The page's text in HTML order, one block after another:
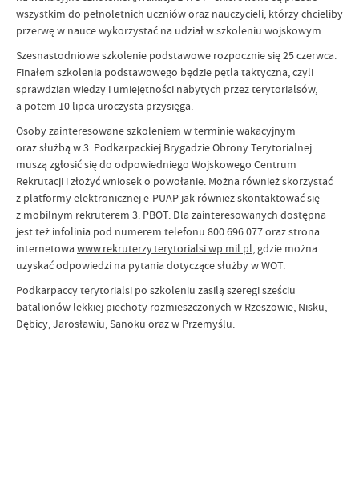
wszystkim do pełnoletnich uczniów oraz nauczycieli, którzy chcieliby
przerwę w nauce wykorzystać na udział w szkoleniu wojskowym.
Szesnastodniowe szkolenie podstawowe rozpocznie się 25 czerwca.
Finałem szkolenia podstawowego będzie pętla taktyczna, czyli
sprawdzian wiedzy i umiejętności nabytych przez terytorialsów,
a potem 10 lipca uroczysta przysięga.
Osoby zainteresowane szkoleniem w terminie wakacyjnym
oraz służbą w 3. Podkarpackiej Brygadzie Obrony Terytorialnej
muszą zgłosić się do odpowiedniego Wojskowego Centrum
Rekrutacji i złożyć wniosek o powołanie. Można również skorzystać
z platformy elektronicznej e-PUAP jak również skontaktować się
z mobilnym rekruterem 3. PBOT. Dla zainteresowanych dostępna
jest też infolinia pod numerem telefonu 800 696 077 oraz strona
internetowa www.rekruterzy.terytorialsi.wp.mil.pl, gdzie można
uzyskać odpowiedzi na pytania dotyczące służby w WOT.
Podkarpaccy terytorialsi po szkoleniu zasilą szeregi sześciu
batalionów lekkiej piechoty rozmieszczonych w Rzeszowie, Nisku,
Dębicy, Jarosławiu, Sanoku oraz w Przemyślu.